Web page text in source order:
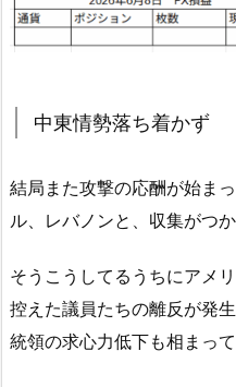
中東情勢落ち着かず
結局また攻撃の応酬が始ま
ル、レバノンと、収集がつか
そうこうしてるうちにアメ
控えた議員たちの離反が発
統領の求心力低下も相まっ